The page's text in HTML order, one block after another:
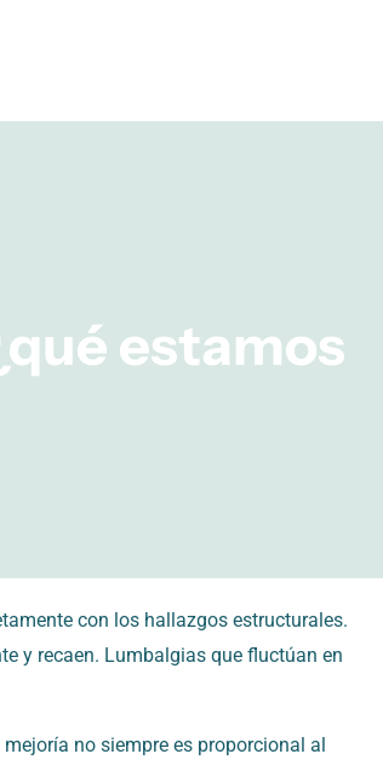
estamos
con los hallazgos estructurales.
y recaen. Lumbalgias que fluctúan en
no siempre es proporcional al